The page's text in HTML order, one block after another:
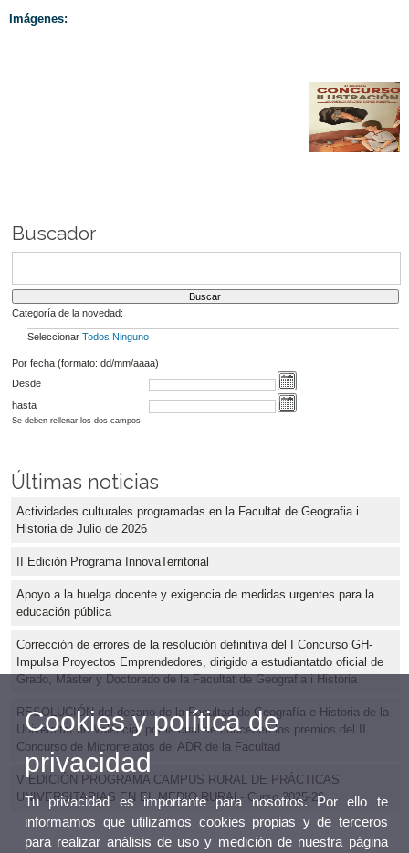
Imágenes:
Buscador
Categoría de la novedad:
Seleccionar Todos Ninguno
Por fecha (formato: dd/mm/aaaa)
Desde
hasta
Se deben rellenar los dos campos
Últimas noticias
Actividades culturales programadas en la Facultat de Geografia i
Historia de Julio de 2026
II Edición Programa InnovaTerritorial
Apoyo a la huelga docente y exigencia de medidas urgentes para la
educación pública
Corrección de errores de la resolución definitiva del I Concurso GH-
Impulsa Proyectos Emprendedores, dirigido a estudiantatdo oficial de
Grado, Máster y Doctorado de la Facultat de Geografia i Història
RESOLUCIÓN del decano de la Facultad de Geografía e Historia de la
Universitat de València, por la cual se conceden los premios del II
Concurso de Microrrelatos del ADR de la Facultad
V EDICIÓN PROGRAMA CAMPUS RURAL DE PRÁCTICAS
UNIVERSITARIAS EN EL MEDIO RURAL- Curso 2025-26
Cookies y política de
privacidad
Tu privacidad es importante para nosotros. Por ello te
informamos que utilizamos cookies propias y de terceros
para realizar análisis de uso y medición de nuestra página